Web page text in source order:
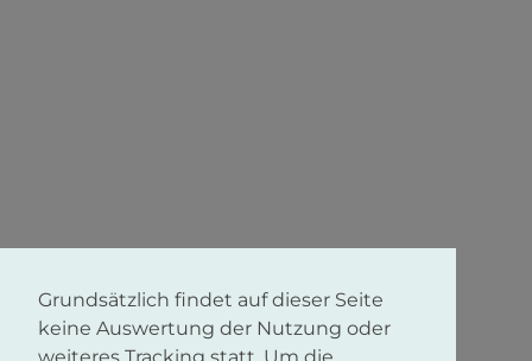
Grundsätzlich findet auf dieser Seite
keine Auswertung der Nutzung oder